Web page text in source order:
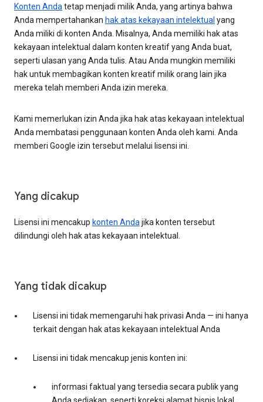
Konten Andatetap menjadi milik Anda, yang artinya bahwa
Anda mempertahankan hak atas kekayaan intelektual yang
Anda miliki di konten Anda. Misalnya, Anda memiliki hak atas
kekayaan intelektual dalam konten kreatif yang Anda buat,
seperti ulasan yang Anda tulis. Atau Anda mungkin memiliki
hak untuk membagikan konten kreatif milik orang lain jika
mereka telah memberi Anda izin mereka.
Kami memerlukan izin Anda jika hak atas kekayaan intelektual
Anda membatasi penggunaan konten Anda oleh kami. Anda
memberi Google izin tersebut melalui lisensi ini.
Yang dicakup
Lisensi ini mencakup konten Andajika konten tersebut
dilindungi oleh hak atas kekayaan intelektual.
Yang tidak dicakup
Lisensi ini tidak memengaruhi hak privasi Anda — ini hanya
terkait dengan hak atas kekayaan intelektual Anda
Lisensi ini tidak mencakup jenis konten ini:
informasi faktual yang tersedia secara publik yang